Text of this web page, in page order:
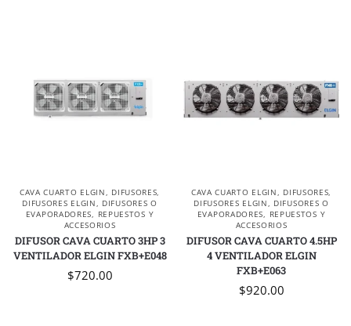
CAVA CUARTO ELGIN, DIFUSORES,
DIFUSORES ELGIN, DIFUSORES O
EVAPORADORES, REPUESTOS Y
ACCESORIOS
DIFUSOR CAVA CUARTO 3HP 3
VENTILADOR ELGIN FXB+E048
$720.00
CAVA CUARTO ELGIN, DIFUSORES,
DIFUSORES ELGIN, DIFUSORES O
EVAPORADORES, REPUESTOS Y
ACCESORIOS
DIFUSOR CAVA CUARTO 4.5HP
4 VENTILADOR ELGIN
FXB+E063
$920.00